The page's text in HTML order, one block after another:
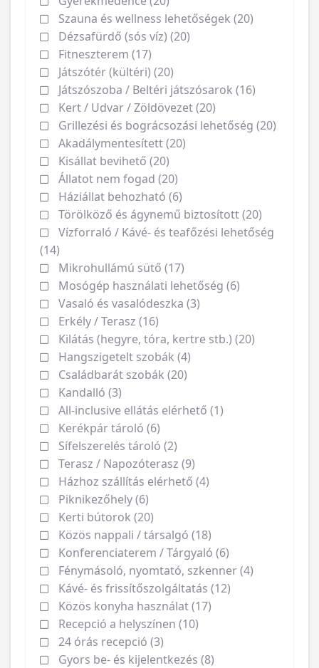
Szauna és wellness lehetőségek (20)
Dézsafürdő (sós víz) (20)
Fitneszterem (17)
Játszótér (kültéri) (20)
Játszószoba / Beltéri játszósarok (16)
Kert / Udvar / Zöldövezet (20)
Grillezési és bográcsozási lehetőség (20)
Akadálymentesített (20)
Kisállat bevihető (20)
Állatot nem fogad (20)
Háziállat behozható (6)
Törölköző és ágynemű biztosított (20)
Vízforraló / Kávé- és teafőzési lehetőség
(14)
Mikrohullámú sütő (17)
Mosógép használati lehetőség (6)
Vasaló és vasalódeszka (3)
Erkély / Terasz (16)
Kilátás (hegyre, tóra, kertre stb.) (20)
Hangszigetelt szobák (4)
Családbarát szobák (20)
Kandalló (3)
All-inclusive ellátás elérhető (1)
Kerékpár tároló (6)
Sífelszerelés tároló (2)
Terasz / Napozóterasz (9)
Házhoz szállítás elérhető (4)
Piknikezőhely (6)
Kerti bútorok (20)
Közös nappali / társalgó (18)
Konferenciaterem / Tárgyaló (6)
Fénymásoló, nyomtató, szkenner (4)
Kávé- és frissítőszolgáltatás (12)
Közös konyha használat (17)
Recepció a helyszínen (10)
24 órás recepció (3)
Gyors be- és kijelentkezés (8)